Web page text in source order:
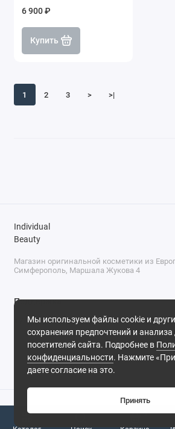
0
6 900 ₽
Купить
1 2 3 > >|
Мы используем файлы cookie и
сохранения предпочтений и анализа
посетителей сайта. Подробнее в
конфиденциальности. Нажмите
даете согласие на это.
Принять
Individual
Beauty
Магазин оригинальной косметики из
Симферополь, Маршала Жукова 4
Поддержка
+7 (978) 586-46-46
ПН-ПТ: 9:00 - 18:00
Суббота: 9:00 - 17:00
Воскресенье: выходной
Симферополь, ул. Маршала Жукова, 4